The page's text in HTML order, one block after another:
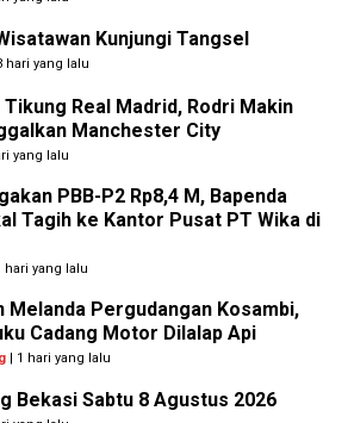
Kunjungi Tangsel
hari yang lalu
Real Madrid, Rodri Makin
Manchester City
yang lalu
PBB-P2 Rp8,4 M, Bapenda
Tagih ke Kantor Pusat PT Wika di
hari yang lalu
Melanda Pergudangan Kosambi,
Cadang Motor Dilalap Api
| 1 hari yang lalu
Bekasi Sabtu 8 Agustus 2026